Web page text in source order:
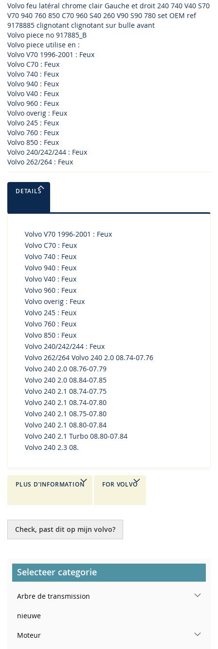
Volvo feu latéral chrome clair Gauche et droit 240 740 V40 S70
V70 940 760 850 C70 960 S40 260 V90 S90 780 set OEM ref
9178885 clignotant clignotant sur bulle avant
Volvo piece no 917885_B
Volvo piece utilise en :
Volvo V70 1996-2001 : Feux
Volvo C70 : Feux
Volvo 740 : Feux
Volvo 940 : Feux
Volvo V40 : Feux
Volvo 960 : Feux
Volvo overig : Feux
Volvo 245 : Feux
Volvo 760 : Feux
Volvo 850 : Feux
Volvo 240/242/244 : Feux
Volvo 262/264 : Feux
DETAILS
Volvo V70 1996-2001 : Feux
Volvo C70 : Feux
Volvo 740 : Feux
Volvo 940 : Feux
Volvo V40 : Feux
Volvo 960 : Feux
Volvo overig : Feux
Volvo 245 : Feux
Volvo 760 : Feux
Volvo 850 : Feux
Volvo 240/242/244 : Feux
Volvo 262/264 Volvo 240 2.0 08.74-07.76
Volvo 240 2.0 08.76-07.79
Volvo 240 2.0 08.84-07.85
Volvo 240 2.1 08.74-07.75
Volvo 240 2.1 08.74-07.80
Volvo 240 2.1 08.75-07.80
Volvo 240 2.1 08.80-07.84
Volvo 240 2.1 Turbo 08.80-07.84
Volvo 240 2.3 08.
PLUS D’INFORMATION FOR VOLVO
Check, past dit op mijn volvo?
Selecteer categorie
Arbre de transmission
nieuwe
Moteur